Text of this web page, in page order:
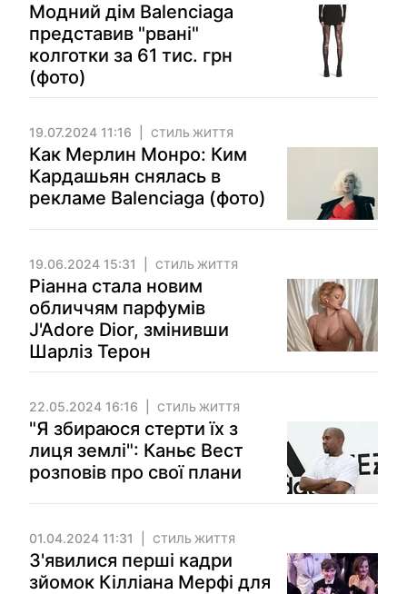
Модний дім Balenciaga
представив "рвані"
колготки за 61 тис. грн
(фото)
19.07.2024 11:16 СТИЛЬ ЖИТТЯ
Как Мерлин Монро: Ким
Кардашьян снялась в
рекламе Balenciaga (фото)
19.06.2024 15:31 СТИЛЬ ЖИТТЯ
Ріанна стала новим
обличчям парфумів
J'Adore Dior, змінивши
Шарліз Терон
22.05.2024 16:16 СТИЛЬ ЖИТТЯ
"Я збираюся стерти їх з
лиця землі": Каньє Вест
розповів про свої плани
01.04.2024 11:31 СТИЛЬ ЖИТТЯ
З'явилися перші кадри
зйомок Кілліана Мерфі для